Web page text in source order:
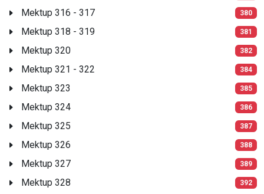
Mektup 316 - 317 380
Mektup 318 - 319 381
Mektup 320 382
Mektup 321 - 322 384
Mektup 323 385
Mektup 324 386
Mektup 325 387
Mektup 326 388
Mektup 327 389
Mektup 328 392